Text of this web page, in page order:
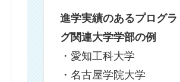
進学実績のあるプログラ
グ関連大学学部の例
・愛知工科大学
・名古屋学院大学